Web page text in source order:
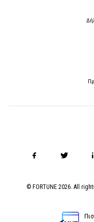
© FORTUNE 2026. All